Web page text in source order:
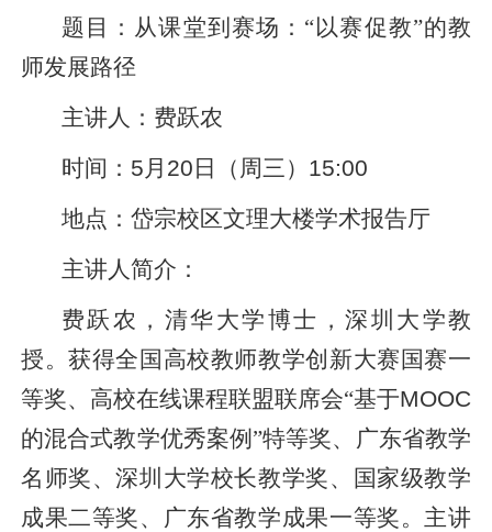
题目：从课堂到赛场：“以赛促教”的教
师发展路径
主讲人：费跃农
时间： 5月 20 日（周三） 15:00
地点：岱宗校区文理大楼学术报告厅
主讲人简介：
费跃农，清华大学博士，深圳大学教
授。获得全国高校教师教学创新大赛国赛一
等奖、高校在线课程联盟联席会“基于MOOC
的混合式教学优秀案例”特等奖、广东省教学
名师奖、深圳大学校长教学奖、国家级教学
成果二等奖、广东省教学成果一等奖。主讲